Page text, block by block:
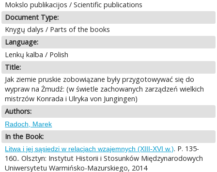
Mokslo publikacijos / Scientific publications
Document Type:
Knygų dalys / Parts of the books
Language:
Lenkų kalba / Polish
Title:
Jak ziemie pruskie zobowiązane były przygotowywać się do
wypraw na Żmudź: (w świetle zachowanych zarządzeń wielkich
mistrzów Konrada i Ulryka von Jungingen)
Authors:
Radoch, Marek
In the Book:
Litwa i jej sąsiedzi w relacjach wzajemnych (XIII-XVI w.). P. 135-
160.. Olsztyn: Instytut Historii i Stosunków Międzynarodowych
Uniwersytetu Warmińsko-Mazurskiego, 2014